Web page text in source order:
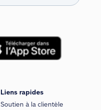
Liens rapides
Soutien à la clientèle